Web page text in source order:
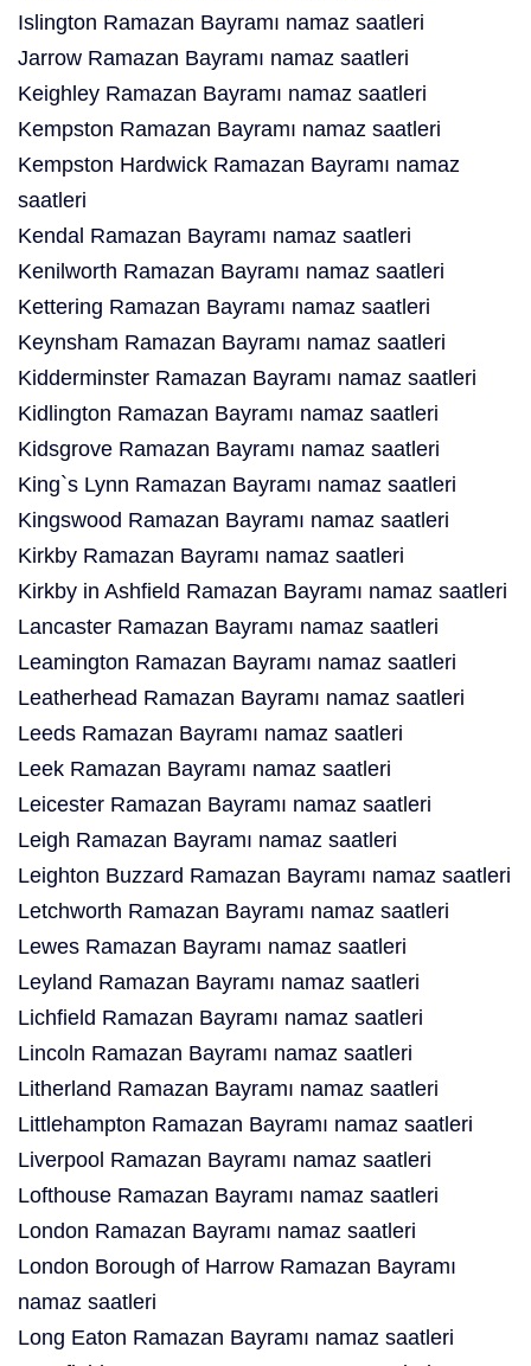
Islington Ramazan Bayramı namaz saatleri
Jarrow Ramazan Bayramı namaz saatleri
Keighley Ramazan Bayramı namaz saatleri
Kempston Ramazan Bayramı namaz saatleri
Kempston Hardwick Ramazan Bayramı namaz
saatleri
Kendal Ramazan Bayramı namaz saatleri
Kenilworth Ramazan Bayramı namaz saatleri
Kettering Ramazan Bayramı namaz saatleri
Keynsham Ramazan Bayramı namaz saatleri
Kidderminster Ramazan Bayramı namaz saatleri
Kidlington Ramazan Bayramı namaz saatleri
Kidsgrove Ramazan Bayramı namaz saatleri
King`s Lynn Ramazan Bayramı namaz saatleri
Kingswood Ramazan Bayramı namaz saatleri
Kirkby Ramazan Bayramı namaz saatleri
Kirkby in Ashfield Ramazan Bayramı namaz saatleri
Lancaster Ramazan Bayramı namaz saatleri
Leamington Ramazan Bayramı namaz saatleri
Leatherhead Ramazan Bayramı namaz saatleri
Leeds Ramazan Bayramı namaz saatleri
Leek Ramazan Bayramı namaz saatleri
Leicester Ramazan Bayramı namaz saatleri
Leigh Ramazan Bayramı namaz saatleri
Leighton Buzzard Ramazan Bayramı namaz saatleri
Letchworth Ramazan Bayramı namaz saatleri
Lewes Ramazan Bayramı namaz saatleri
Leyland Ramazan Bayramı namaz saatleri
Lichfield Ramazan Bayramı namaz saatleri
Lincoln Ramazan Bayramı namaz saatleri
Litherland Ramazan Bayramı namaz saatleri
Littlehampton Ramazan Bayramı namaz saatleri
Liverpool Ramazan Bayramı namaz saatleri
Lofthouse Ramazan Bayramı namaz saatleri
London Ramazan Bayramı namaz saatleri
London Borough of Harrow Ramazan Bayramı
namaz saatleri
Long Eaton Ramazan Bayramı namaz saatleri